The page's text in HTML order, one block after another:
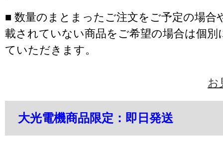
■ 数量のまとまったご注文をご予定の場合
載されていない商品をご希望の場合は個別
ていただきます。
お
大光電機商品限定：即日発送